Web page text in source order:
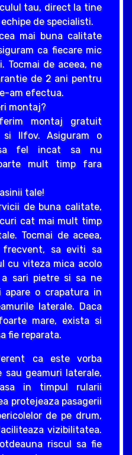
tau, direct la tine
de specialisti.
mai buna calitate
ca fiecare mic
Tocmai de aceea, ne
de 2 ani pentru
am efectua.
montaj?
montaj gratuit
Ilfov. Asiguram o
fel incat sa nu
mult timp fara
tale!
de buna calitate,
cat mai mult timp
Tocmai de aceea,
sa eviti sa
cu viteza mica acolo
sari pietre si sa ne
apare o crapatura in
laterale. Daca
mare, exista si
fie reparata.
ca este vorba
sau geamuri laterale,
in timpul rularii
protejeaza pasagerii
de pe drum,
vizibilitatea.
riscul sa fie